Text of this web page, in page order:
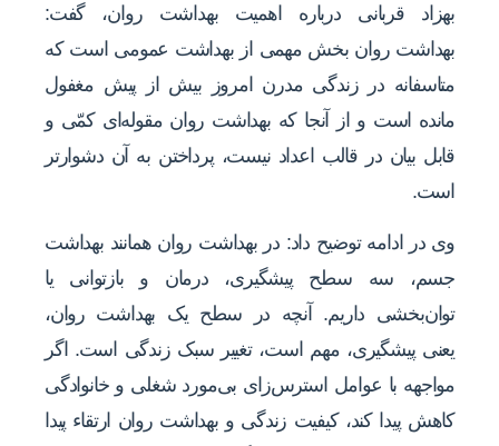
بهزاد قربانی درباره اهمیت بهداشت روان، گفت:
بهداشت روان بخش مهمی از بهداشت عمومی است که
متاسفانه در زندگی مدرن امروز بیش از پیش مغفول
مانده است و از آنجا که بهداشت روان مقوله‌ای کمّی و
قابل بیان در قالب اعداد نیست، پرداختن به آن دشوارتر
است.
وی در ادامه توضیح داد: در بهداشت روان همانند بهداشت
جسم، سه سطح پیشگیری، درمان و بازتوانی یا
توان‌بخشی داریم. آنچه در سطح یک بهداشت روان،
یعنی پیشگیری، مهم است، تغییر سبک زندگی است. اگر
مواجهه با عوامل استرس‌زای بی‌مورد شغلی و خانوادگی
کاهش پیدا کند، کیفیت زندگی و بهداشت روان ارتقاء پیدا